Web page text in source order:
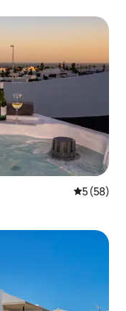
5 de uma
5 (58)